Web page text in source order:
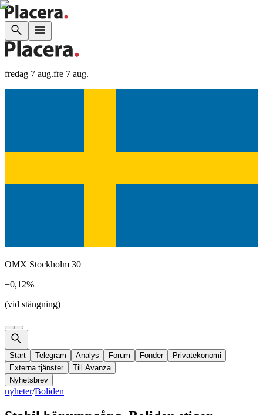
fredag 7 aug.fre 7 aug.
OMX Stockholm 30
−0,12%
(vid stängning)
Start Telegram Analys Forum Fonder
Privatekonomi
Externa tjänster
Till Avanza
Nyhetsbrev
nyheter/Boliden